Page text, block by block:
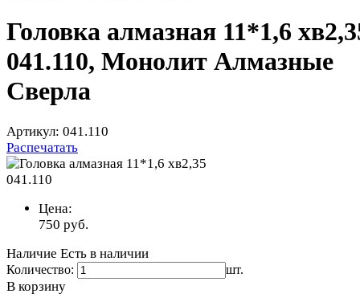
Головка алмазная 11*1,6
041.110, Монолит Алмазные
Сверла
Артикул: 041.110
Распечатать
Цена:
750 руб.
Наличие Есть в наличии
Количество: шт.
В корзину